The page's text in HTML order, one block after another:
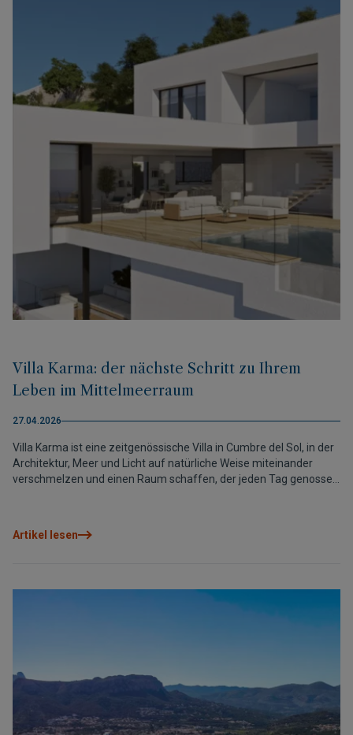
Villa Karma: der nächste Schritt zu Ihrem
Leben im Mittelmeerraum
27.04.2026
Villa Karma ist eine zeitgenössische Villa in Cumbre del Sol, in der
Architektur, Meer und Licht auf natürliche Weise miteinander
verschmelzen und einen Raum schaffen, der jeden Tag genossen
Artikel lesen